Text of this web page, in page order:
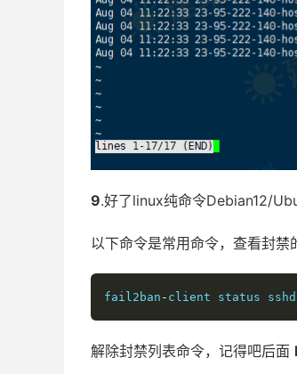
9.好了linux纯命令Debian12/
以下命令是常用命令，查看封禁
fail2ban - client status sshd
解除封禁列表命令，记得吧后面